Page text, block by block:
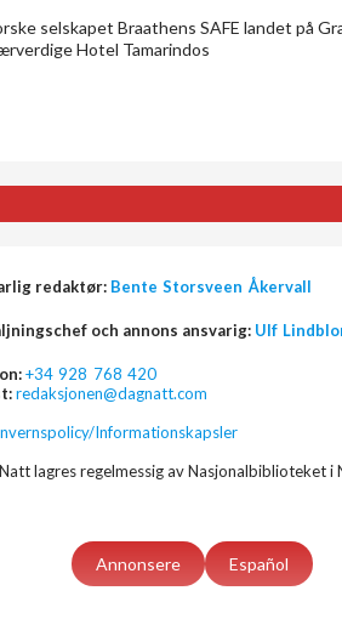
selskapet Braathens SAFE landet på
Hotel Tamarindos
redaktør: Bente Storsveen Åkervall
och annons ansvarig: Ulf
+34 928 768 420
redaksjonen@dagnatt.com
Informationskapsler
lagres regelmessig av Nasjonalbiblioteket i
Annonsere Español